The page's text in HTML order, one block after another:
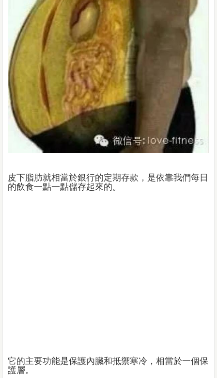
皮下脂肪就相當於銀行的定期存款，是依靠我們每日
的飲食一點一點儲存起來的。
它的主要功能是保護內臟和抵禦寒冷，相當於一個保
護層。